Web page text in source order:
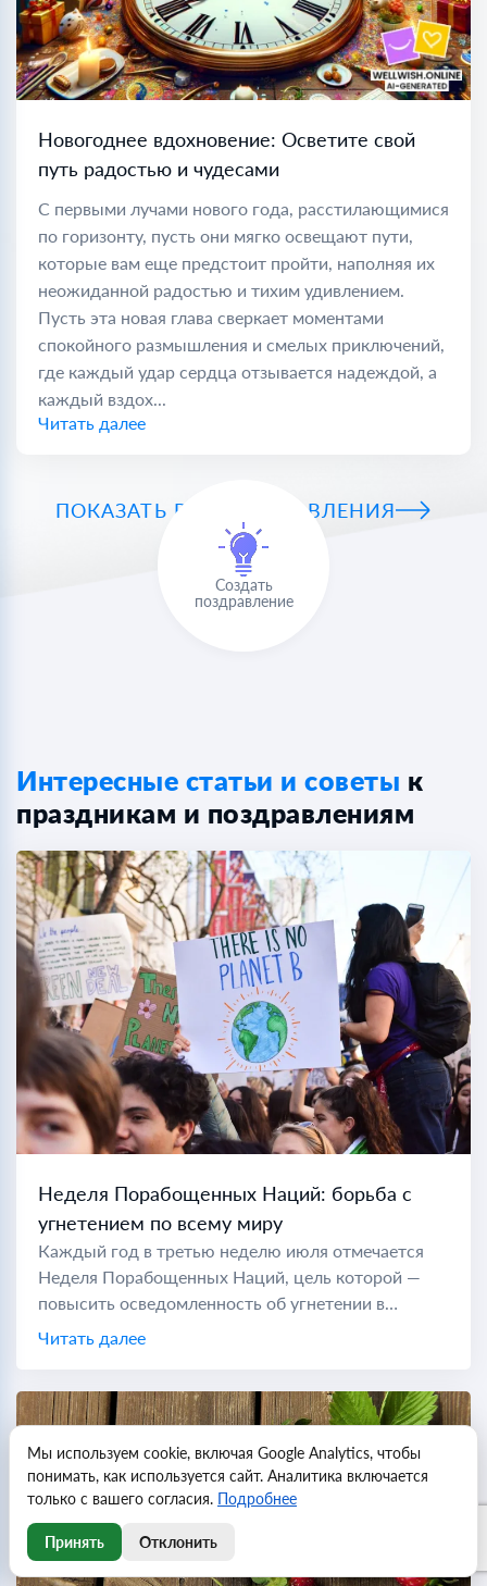
Новогоднее вдохновение: Осветите свой
путь радостью и чудесами
С первыми лучами нового года, расстилающимися
по горизонту, пусть они мягко освещают пути,
которые вам еще предстоит пройти, наполняя их
неожиданной радостью и тихим удивлением.
Пусть эта новая глава сверкает моментами
спокойного размышления и смелых приключений,
где каждый удар сердца отзывается надеждой, а
каждый вздох...
Читать далее
ПОКАЗАТЬ ВСЕ ПОЗДРАВЛЕНИЯ
Создать
поздравление
Интересные статьи и советы к
праздникам и поздравлениям
Неделя Порабощенных Наций: борьба с
угнетением по всему миру
Каждый год в третью неделю июля отмечается
Неделя Порабощенных Наций, цель которой —
повысить осведомленность об угнетении в
коммунистических странах по всему миру. Во
время холодной войны "порабощенной нацией"
Читать далее
Мы используем cookie, включая Google Analytics, чтобы
понимать, как используется сайт. Аналитика включается
только с вашего согласия. Подробнее
Принять Отклонить